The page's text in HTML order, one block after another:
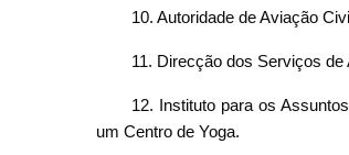
10. Autoridade de Aviação
11. Direcção dos Serviços
12. Instituto para os
um Centro de Yoga.